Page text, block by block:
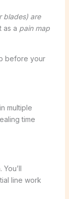
blades) are
as a pain map
before your
multiple
time
line work